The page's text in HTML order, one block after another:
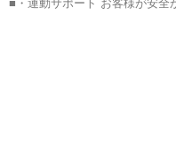
■・運動サポート お客様が安全